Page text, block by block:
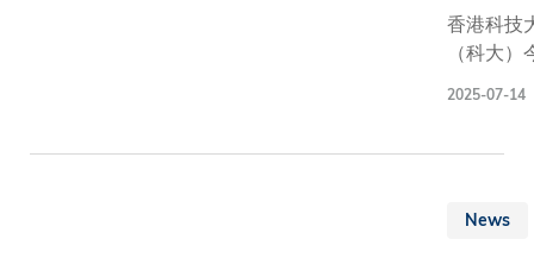
香港科技
（科大）
運），其
2025-07-14
News